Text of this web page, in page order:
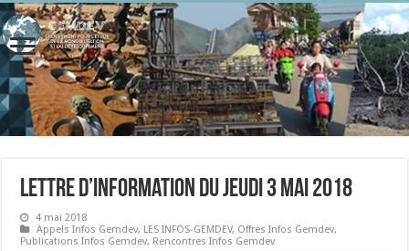
Lettre d’information du jeudi 3 mai 2018
4 mai 2018
Appels Infos Gemdev, LES INFOS-GEMDEV, Offres Infos Gemdev,
Publications Infos Gemdev, Rencontres Infos Gemdev